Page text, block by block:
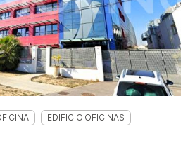
EDIFICIO OFICINAS